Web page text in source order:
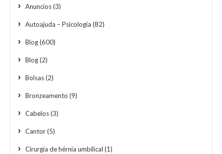
Anuncios(3)
Autoajuda – Psicologia (82)
Blog(600)
Blog(2)
Bolsas(2)
Bronzeamento (9)
Cabelos(3)
Cantor(5)
Cirurgia de hérnia umbilical (1)